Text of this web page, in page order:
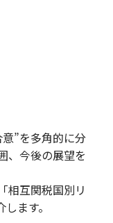
”を多角的に分
、今後の展望を
相互関税国別リ
ます。